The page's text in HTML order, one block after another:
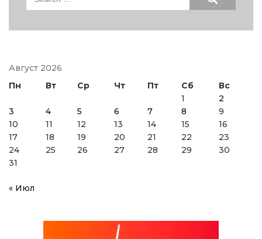
Август 2026
Пн
Вт Ср Чт Пт Сб
Вс
1
2
3
4 5 6 7 8
9
10
11 12 13 14 15
16
17
18 19 20 21 22
23
24
25 26 27 28 29
30
31
« Июл